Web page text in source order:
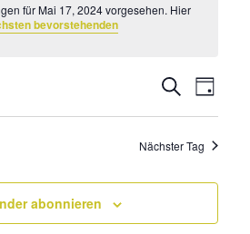
für Mai 17, 2024 vorgesehen. Hier
bevorstehenden
Suche
und
SucheTag
Nächster Tag
abonnieren